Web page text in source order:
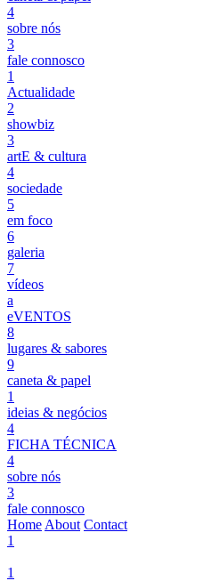
4
sobre nós
3
fale connosco
1
Actualidade
2
showbiz
3
artE & cultura
4
sociedade
5
em foco
6
galeria
7
vídeos
a
eVENTOS
8
lugares & sabores
9
caneta & papel
1
ideias & negócios
4
FICHA TÉCNICA
4
sobre nós
3
fale connosco
Home About Contact
1
1